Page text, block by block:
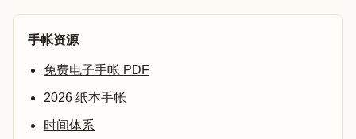
手帐资源
免费电子手帐 PDF
2026 纸本手帐
时间体系